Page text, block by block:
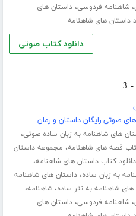
،شاهنامه فردوسی،داستان های
داستان های شاهنامه
دانلود کتاب صوتی
صوتی رایگان داستان و رمان
های شاهنامه به زبان ساده صوتی،
قصه های شاهنامه، مجموعه داستان
دانلود کتاب داستان های شاهنامه،
به زبان ساده،داستان های شاهنامه
های شاهنامه به نثر ساده،شاهنامه،
،شاهنامه فردوسی،داستان های